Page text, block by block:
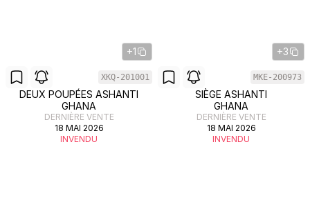
+1
XKQ-201001
DEUX POUPÉES ASHANTI
GHANA
DERNIÈRE VENTE
18 MAI 2026
INVENDU
+3
MKE-200973
SIÈGE ASHANTI
GHANA
DERNIÈRE VENTE
18 MAI 2026
INVENDU